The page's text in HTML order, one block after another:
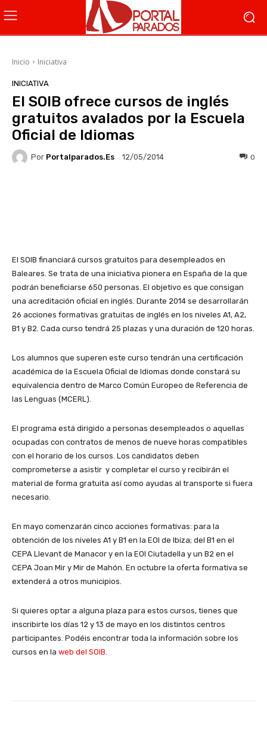
Inicio Iniciativa
INICIATIVA
El SOIB ofrece cursos de inglés
gratuitos avalados por la Escuela
Oficial de Idiomas
Por Portalparados.es 12/05/2014 0
El SOIB financiará cursos gratuitos para desempleados en
Baleares. Se trata de una iniciativa pionera en España de la que
podrán beneficiarse 650 personas. El objetivo es que consigan
una acreditación oficial en inglés. Durante 2014 se desarrollarán
26 acciones formativas gratuitas de inglés en los niveles A1, A2,
B1 y B2. Cada curso tendrá 25 plazas y una duración de 120 horas.
Los alumnos que superen este curso tendrán una certificación
académica de la Escuela Oficial de Idiomas donde constará su
equivalencia dentro de Marco Común Europeo de Referencia de
las Lenguas (MCERL).
El programa está dirigido a personas desempleados o aquellas
ocupadas con contratos de menos de nueve horas compatibles
con el horario de los cursos. Los candidatos deben
comprometerse a asistir y completar el curso y recibirán el
material de forma gratuita así como ayudas al transporte si fuera
necesario.
En mayo comenzarán cinco acciones formativas: para la
obtención de los niveles A1 y B1 en la EOI de Ibiza; del B1 en el
CEPA Llevant de Manacor y en la EOI Ciutadella y un B2 en el
CEPA Joan Mir y Mir de Mahón. En octubre la oferta formativa se
extenderá a otros municipios.
Si quieres optar a alguna plaza para estos cursos, tienes que
inscribirte los días 12 y 13 de mayo en los distintos centros
participantes. Podéis encontrar toda la información sobre los
cursos en la web del SOIB